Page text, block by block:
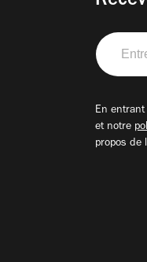
Entrez
votre
adresse
En entrant
et notre
propos de